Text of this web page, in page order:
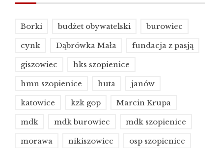
Borki budżet obywatelski burowiec
cynk Dąbrówka Mała fundacja z pasją
giszowiec hks szopienice
hmn szopienice huta janów
katowice kzk gop Marcin Krupa
mdk mdk burowiec mdk szopienice
morawa nikiszowiec osp szopienice